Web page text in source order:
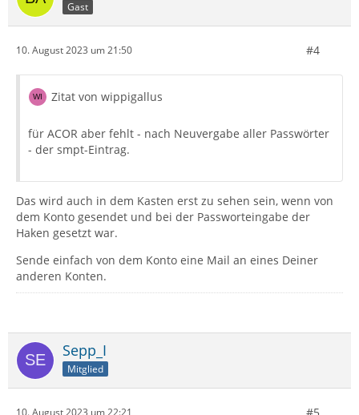
Gast
10. August 2023 um 21:50 #4
Zitat von wippigallus
für ACOR aber fehlt - nach Neuvergabe aller Passwörter
- der smpt-Eintrag.
Das wird auch in dem Kasten erst zu sehen sein, wenn von
dem Konto gesendet und bei der Passworteingabe der
Haken gesetzt war.
Sende einfach von dem Konto eine Mail an eines Deiner
anderen Konten.
Sepp_I
Mitglied